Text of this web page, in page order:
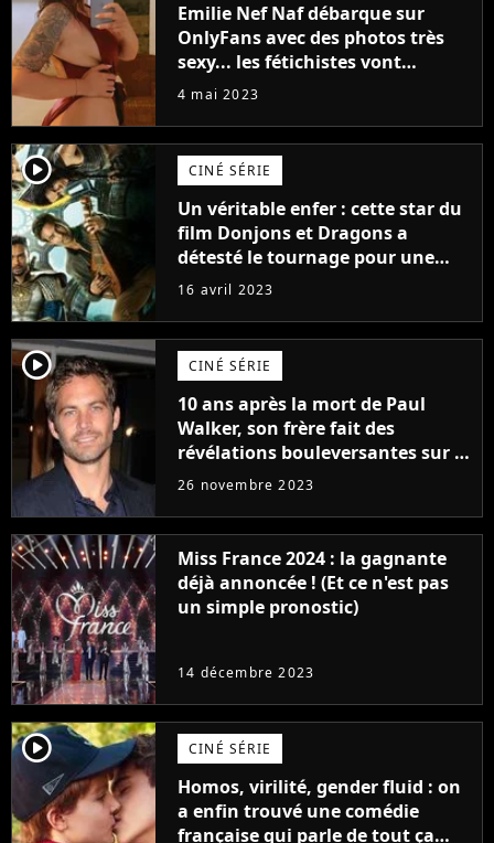
Emilie Nef Naf débarque sur
OnlyFans avec des photos très
sexy... les fétichistes vont
prendre leur pied !
4 mai 2023
player2 CINÉ SÉRIE
Un véritable enfer : cette star du
film Donjons et Dragons a
détesté le tournage pour une
raison très spéciale
16 avril 2023
player2 CINÉ SÉRIE
10 ans après la mort de Paul
Walker, son frère fait des
révélations bouleversantes sur la
réaction des acteurs de Fast and
26 novembre 2023
Miss France 2024 : la gagnante
déjà annoncée ! (Et ce n'est pas
un simple pronostic)
14 décembre 2023
player2 CINÉ SÉRIE
Homos, virilité, gender fluid : on
a enfin trouvé une comédie
française qui parle de tout ça